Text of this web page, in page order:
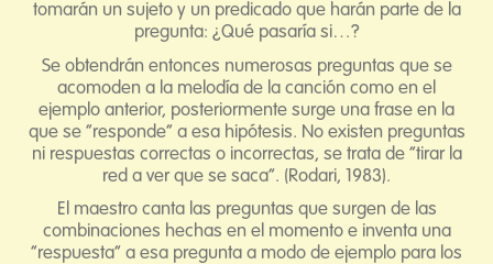
tomarán un sujeto y un predicado que harán parte de la
pregunta: ¿Qué pasaría si…?
Se obtendrán entonces numerosas preguntas que se
acomoden a la melodía de la canción como en el
ejemplo anterior, posteriormente surge una frase en la
que se “responde” a esa hipótesis. No existen preguntas
ni respuestas correctas o incorrectas, se trata de “tirar la
red a ver que se saca”. (Rodari, 1983).
El maestro canta las preguntas que surgen de las
combinaciones hechas en el momento e inventa una
“respuesta” a esa pregunta a modo de ejemplo para los